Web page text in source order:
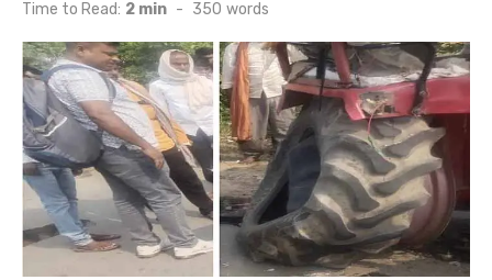
Time to Read: 2 min - 350 words